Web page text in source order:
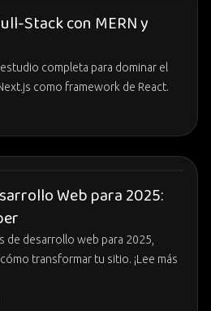
Stack con MERN y
completa para dominar el
como framework de React.
Web para 2025:
de desarrollo web para 2025,
transformar tu sitio. ¡Lee más